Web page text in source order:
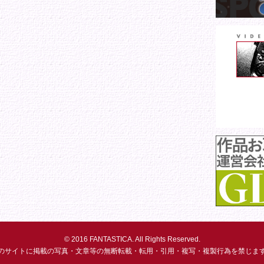
© 2016 FANTASTICA. All Rights Reserved.
サイトに掲載の写真・文章等の無断転載・転用・引用・複写・複製行為を禁じま